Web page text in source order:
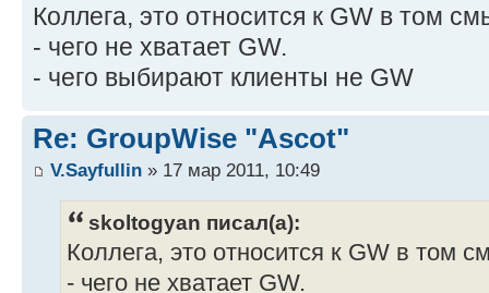
Коллега, это относится к GW в том
- чего не хватает GW.
- чего выбирают клиенты не GW
Re: GroupWise "Ascot"
V.Sayfullin » 17 мар 2011, 10:49
skoltogyan писал(а):
Коллега, это относится к GW в том
- чего не хватает GW.